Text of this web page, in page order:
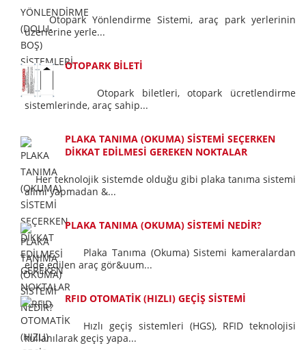
Otopark Yönlendirme Sistemi, araç park yerlerinin
üzerlerine yerle...
OTOPARK BİLETİ
Otopark biletleri, otopark ücretlendirme
sistemlerinde, araç sahip...
PLAKA TANIMA (OKUMA) SİSTEMİ SEÇERKEN
DİKKAT EDİLMESİ GEREKEN NOKTALAR
Her teknolojik sistemde olduğu gibi plaka tanıma sistemi
alımı yapmadan &...
PLAKA TANIMA (OKUMA) SİSTEMİ NEDİR?
Plaka Tanıma (Okuma) Sistemi kameralardan
elde edilen araç gör&uum...
RFID OTOMATİK (HIZLI) GEÇİŞ SİSTEMİ
Hızlı geçiş sistemleri (HGS), RFID teknolojisi
kullanılarak geçiş yapa...